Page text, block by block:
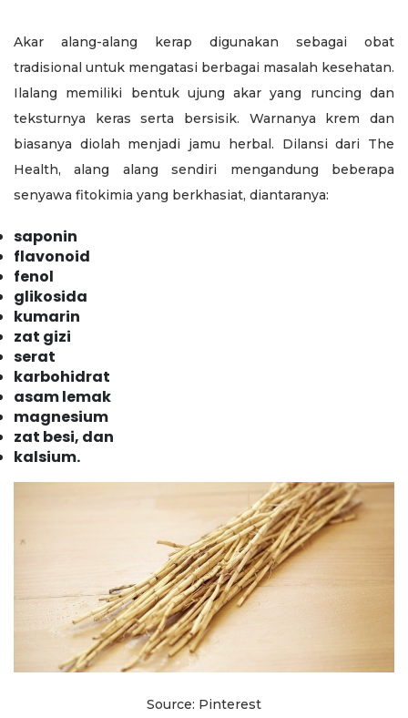
Akar alang-alang kerap digunakan sebagai obat
tradisional untuk mengatasi berbagai masalah kesehatan.
Ilalang memiliki bentuk ujung akar yang runcing dan
teksturnya keras serta bersisik. Warnanya krem dan
biasanya diolah menjadi jamu herbal. Dilansi dari The
Health, alang alang sendiri mengandung beberapa
senyawa fitokimia yang berkhasiat, diantaranya:
saponin
flavonoid
fenol
glikosida
kumarin
zat gizi
serat
karbohidrat
asam lemak
magnesium
zat besi, dan
kalsium.
Source: Pinterest